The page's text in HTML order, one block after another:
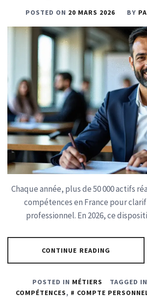
POSTED ON 20 MARS 2026 BY
Chaque année, plus de 50 000 actifs
compétences en France pour
professionnel. En 2026, ce
CONTINUE READING
POSTED IN MÉTIERS TAGGED IN
COMPÉTENCES,
COMPTE